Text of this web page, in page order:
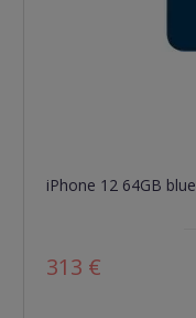
iPhone 12 64GB blue
313 €